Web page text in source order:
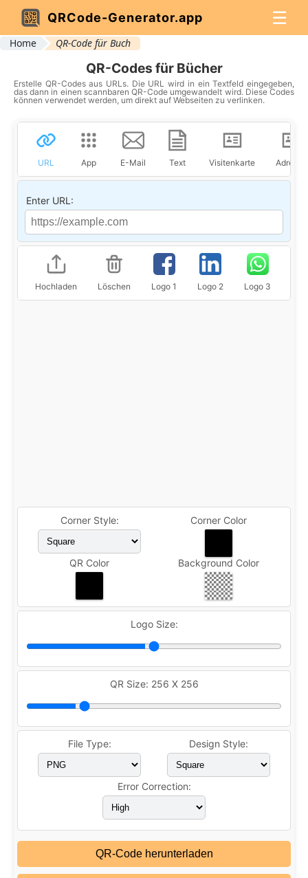
QRCode-Generator.app ☰
Home QR-Code für Buch
QR-Codes für Bücher
Erstelle QR-Codes aus URLs. Die URL wird in ein Textfeld eingegeben,
das dann in einen scannbaren QR-Code umgewandelt wird. Diese Codes
können verwendet werden, um direkt auf Webseiten zu verlinken.
URL App E-Mail Text Visitenkarte Adresse
Enter URL:
Hochladen Löschen Logo 1 Logo 2 Logo 3
Corner Style: Corner Color
QR Color Background Color
Logo Size:
QR Size: 256 X 256
File Type: Design Style:
Error Correction:
QR-Code herunterladen